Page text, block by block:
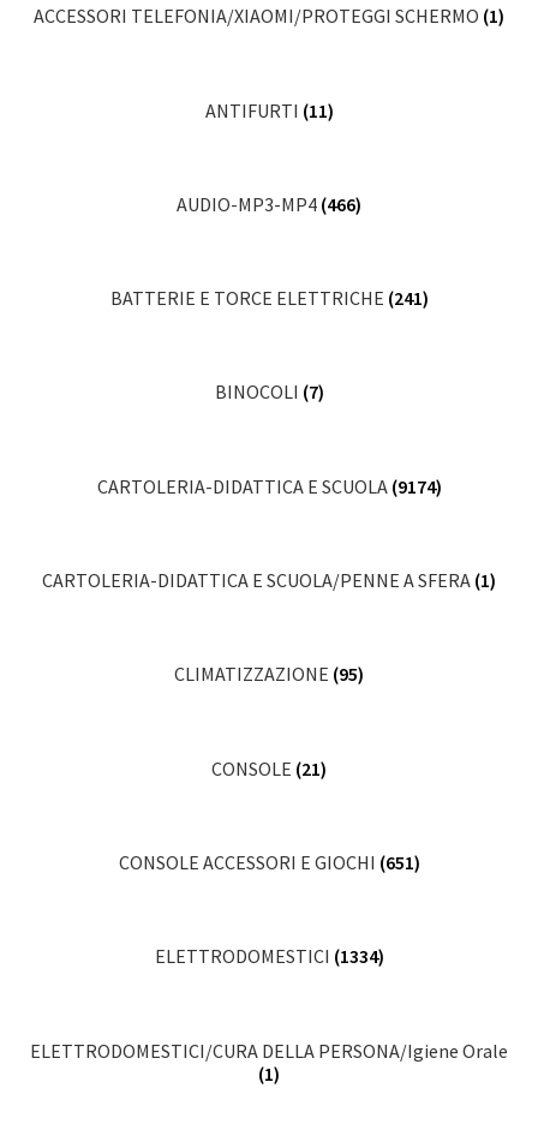
ACCESSORI TELEFONIA/XIAOMI/PROTEGGI SCHERMO (1)
ANTIFURTI (11)
AUDIO-MP3-MP4 (466)
BATTERIE E TORCE ELETTRICHE (241)
BINOCOLI (7)
CARTOLERIA-DIDATTICA E SCUOLA (9174)
CARTOLERIA-DIDATTICA E SCUOLA/PENNE A SFERA (1)
CLIMATIZZAZIONE (95)
CONSOLE (21)
CONSOLE ACCESSORI E GIOCHI (651)
ELETTRODOMESTICI (1334)
ELETTRODOMESTICI/CURA DELLA PERSONA/Igiene Orale
(1)